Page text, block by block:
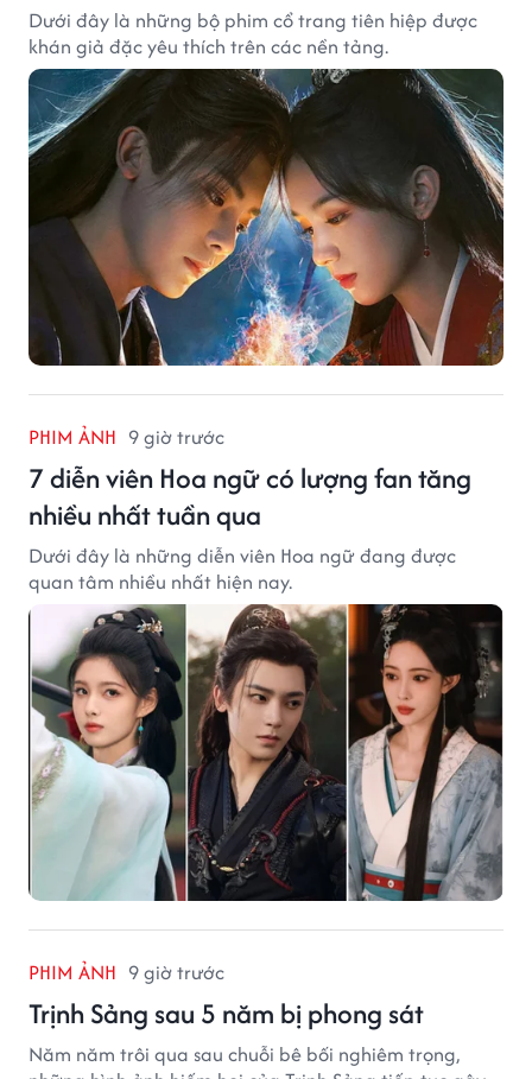
Dưới đây là những bộ phim cổ trang tiên hiệp được
khán giả đặc yêu thích trên các nền tảng.
PHIM ẢNH 9 giờ trước
7 diễn viên Hoa ngữ có lượng fan tăng
nhiều nhất tuần qua
Dưới đây là những diễn viên Hoa ngữ đang được
quan tâm nhiều nhất hiện nay.
PHIM ẢNH 9 giờ trước
Trịnh Sảng sau 5 năm bị phong sát
Năm năm trôi qua sau chuỗi bê bối nghiêm trọng,